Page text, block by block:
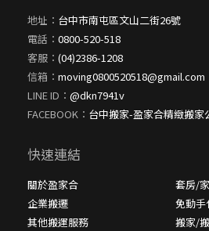
地址： 台中市南屯區文山二街26號
電話： 0800-520-518
客服： (04)2386-1208
信箱： moving0800520518@gmail.com
LINE ID： @dkn7941v
FACEBOOK： 台中搬家-盈家合精緻搬家
快速連結
關於盈家合
套房/
企業搬遷
免動手
其他搬運服務
搬家/